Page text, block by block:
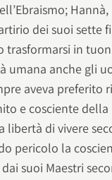
Hannà,
dei suoi sette
trasformarsi in
umana anche gli
aveva preferito
e cosciente
di vivere
pericolo la
suoi Maestri